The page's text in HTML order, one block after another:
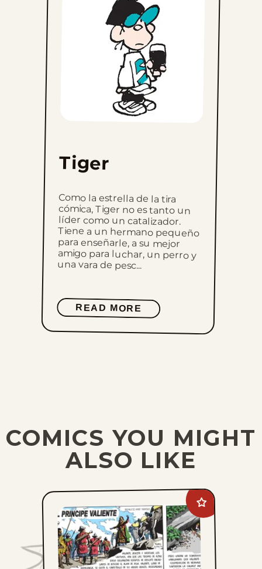
Tiger
Como la estrella de la tira
cómica, Tiger no es tanto un
líder como un catalizador.
Tiene a un hermano pequeño
para enseñarle, a su mejor
amigo para luchar, un perro y
una vara de pesc...
READ MORE
COMICS YOU MIGHT
ALSO LIKE
Add
Principe
Valiente
favorites